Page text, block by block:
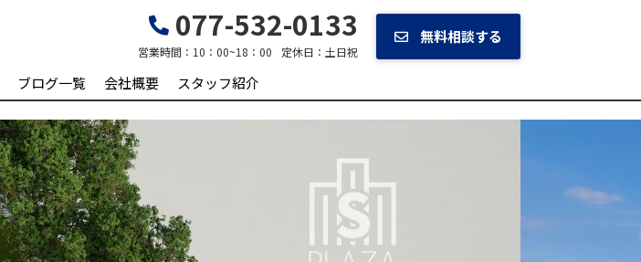
077-532-0133
営業時間： 10：00~18：00 定休日： 土日祝
無料相談する
ブログ一覧 会社概要 スタッフ紹介